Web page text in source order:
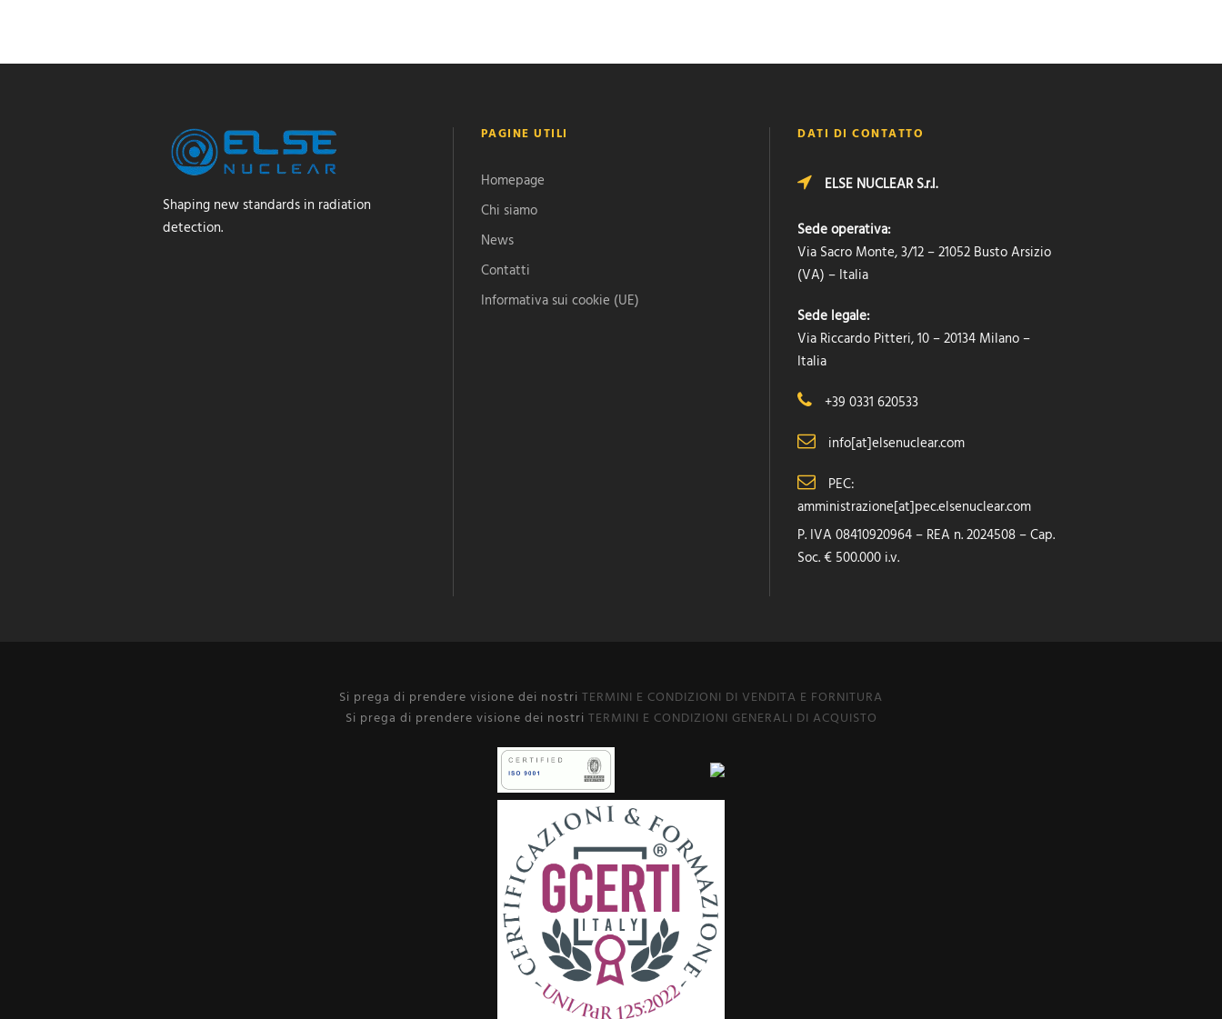
Shaping new standards in radiation
detection.
PAGINE UTILI
Homepage
Chi siamo
News
Contatti
Informativa sui cookie (UE)
DATI DI CONTATTO
ELSE NUCLEAR S.r.l.
Sede operativa:
Via Sacro Monte, 3/12 – 21052 Busto Arsizio
(VA) – Italia
Sede legale:
Via Riccardo Pitteri, 10 – 20134 Milano –
Italia
+39 0331 620533
info[at]elsenuclear.com
PEC:
amministrazione[at]pec.elsenuclear.com
P. IVA 08410920964 – REA n. 2024508 – Cap.
Soc. € 500.000 i.v.
Si prega di prendere visione dei nostri TERMINI E CONDIZIONI DI VENDITA E FORNITURA
Si prega di prendere visione dei nostri TERMINI E CONDIZIONI GENERALI DI ACQUISTO